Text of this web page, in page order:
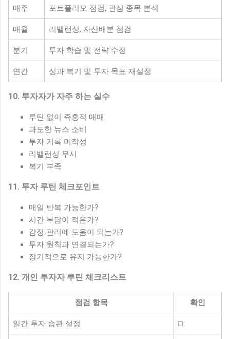
매주 포트폴리오 점검, 관심 종목 분석
매월 리밸런싱, 자산배분 점검
분기 투자 학습 및 전략 수정
연간 성과 복기 및 투자 목표 재설정
10. 투자자가 자주 하는 실수
루틴 없이 즉흥적 매매
과도한 뉴스 소비
투자 기록 미작성
리밸런싱 무시
복기 부족
11. 투자 루틴 체크포인트
매일 반복 가능한가?
시간 부담이 적은가?
감정 관리에 도움이 되는가?
투자 원칙과 연결되는가?
장기적으로 유지 가능한가?
12. 개인 투자자 루틴 체크리스트
점검 항목 확인
일간 투자 습관 설정 □